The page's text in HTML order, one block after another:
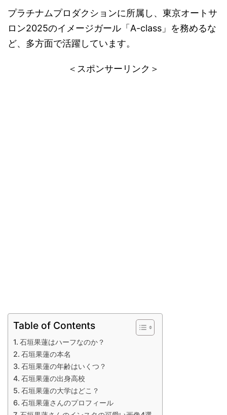
プラチナムプロダクションに所属し、東京オートサ
ロン2025のイメージガール「A-class」を務めるな
ど、多方面で活躍しています。 ​
＜スポンサーリンク＞
Table of Contents
石垣果蓮はハーフなのか？
石垣果蓮の本名
石垣果蓮の年齢はいくつ？
石垣果蓮の出身高校
石垣果蓮の大学はどこ？
石垣果蓮さんのプロフィール